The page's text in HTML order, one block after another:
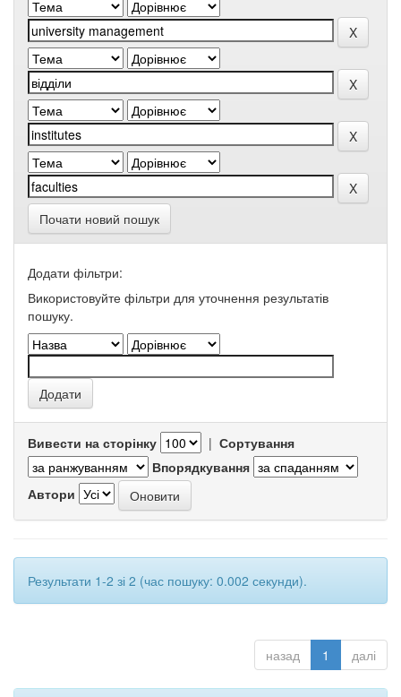
Почати новий пошук
Додати фільтри:
Використовуйте фільтри для уточнення результатів
пошуку.
Вивести на сторінку | Сортування
Впорядкування
Автори
Результати 1-2 зі 2 (час пошуку: 0.002 секунди).
назад 1 далі